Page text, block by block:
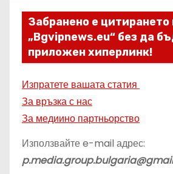
Забранено е цитирането
„Bgvipnews.eu“ без да
приложен хиперлинк!
Изпратете вашата статия
За връзка с нас
За медиино партньорство
Използвайте e-mail адрес: